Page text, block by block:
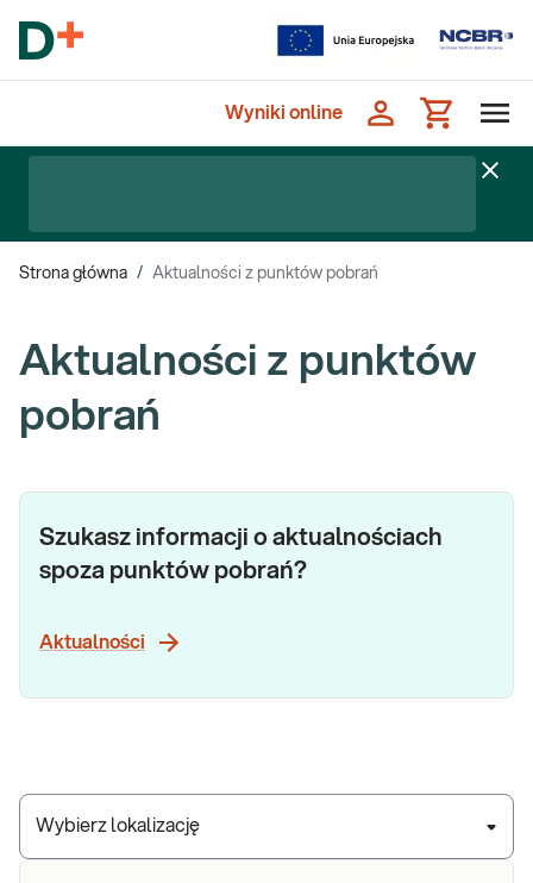
Wyniki online
Strona główna / Aktualności z punktów pobrań
Aktualności z punktów
pobrań
Wybierz lokalizację
Szukasz informacji o aktualnościach
spoza punktów pobrań?
Aktualności